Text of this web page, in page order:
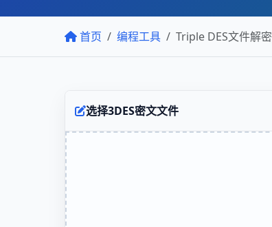
首页 编程工具 Triple DES文件解密
选择3DES密文文件